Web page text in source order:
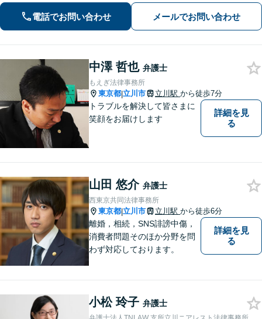
を心がけています【離婚・男女問題／
相続・遺言／交通事故】
電話でお問い合わせ メールでお問い合わせ
中澤 哲也 弁護士
もえぎ法律事務所
東京都|立川市 立川駅 から徒歩7分
トラブルを解決して皆さまに
笑顔をお届けします
詳細を見
る
山田 悠介 弁護士
西東京共同法律事務所
東京都|立川市 立川駅 から徒歩6分
離婚，相続，SNS誹謗中傷，
消費者問題そのほか分野を問
わず対応しております。
詳細を見
る
小松 玲子 弁護士